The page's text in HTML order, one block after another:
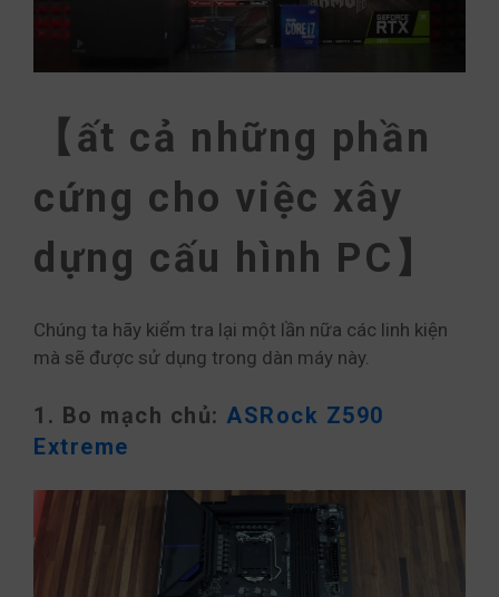
【ất cả những phần
cứng cho việc xây
dựng cấu hình PC​​​​​​​】
Chúng ta hãy kiểm tra lại một lần nữa các linh kiện
mà sẽ được sử dụng trong dàn máy này.
1. Bo mạch chủ: ASRock Z590
Extreme